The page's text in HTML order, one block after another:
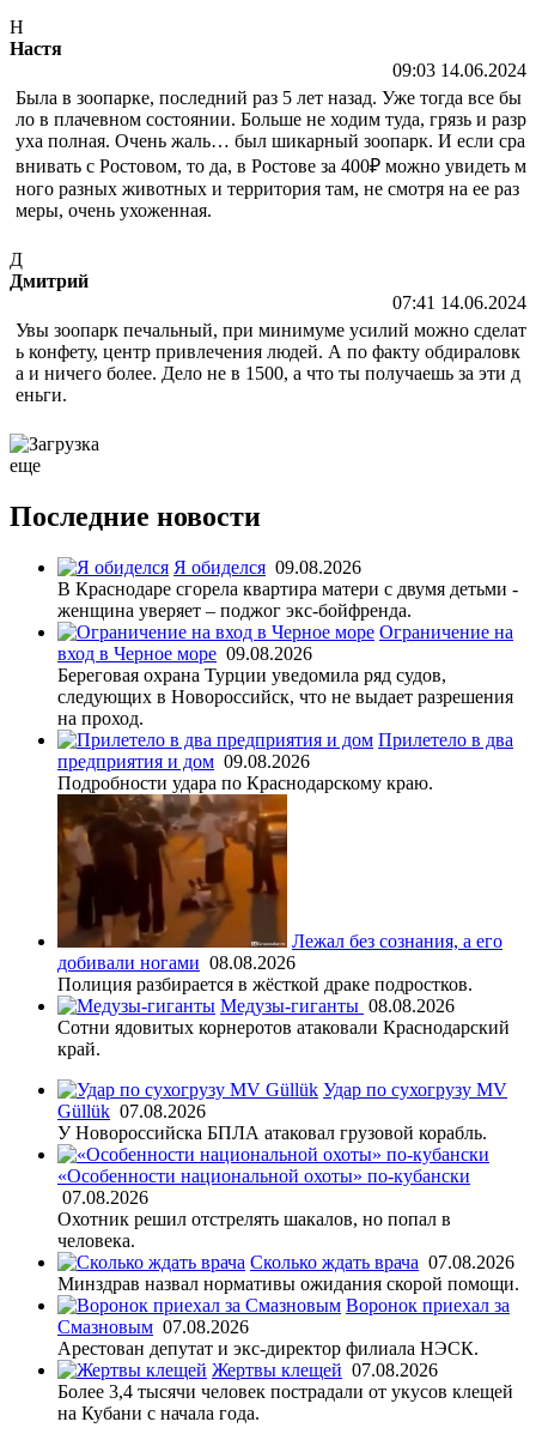
Н
Настя
09:03 14.06.2024
Была в зоопарке, последний раз 5 лет назад. Уже тогда все бы
ло в плачевном состоянии. Больше не ходим туда, грязь и разр
уха полная. Очень жаль… был шикарный зоопарк. И если сра
внивать с Ростовом, то да, в Ростове за 400₽ можно увидеть м
ного разных животных и территория там, не смотря на ее раз
меры, очень ухоженная.
Д
Дмитрий
07:41 14.06.2024
Увы зоопарк печальный, при минимуме усилий можно сделат
ь конфету, центр привлечения людей. А по факту обдираловк
а и ничего более. Дело не в 1500, а что ты получаешь за эти д
еньги.
еще
Последние новости
Я обиделся 09.08.2026
В Краснодаре сгорела квартира матери с двумя детьми -
женщина уверяет – поджог экс-бойфренда.
Ограничение на
вход в Черное море 09.08.2026
Береговая охрана Турции уведомила ряд судов,
следующих в Новороссийск, что не выдает разрешения
на проход.
Прилетело в два
предприятия и дом 09.08.2026
Подробности удара по Краснодарскому краю.
Лежал без сознания, а его
добивали ногами 08.08.2026
Полиция разбирается в жёсткой драке подростков.
Медузы-гиганты 08.08.2026
Сотни ядовитых корнеротов атаковали Краснодарский
край.
Удар по сухогрузу MV
Güllük 07.08.2026
У Новороссийска БПЛА атаковал грузовой корабль.
«Особенности национальной охоты» по-кубански
07.08.2026
Охотник решил отстрелять шакалов, но попал в
человека.
Сколько ждать врача 07.08.2026
Минздрав назвал нормативы ожидания скорой помощи.
Воронок приехал за
Смазновым 07.08.2026
Арестован депутат и экс-директор филиала НЭСК.
Жертвы клещей 07.08.2026
Более 3,4 тысячи человек пострадали от укусов клещей
на Кубани с начала года.